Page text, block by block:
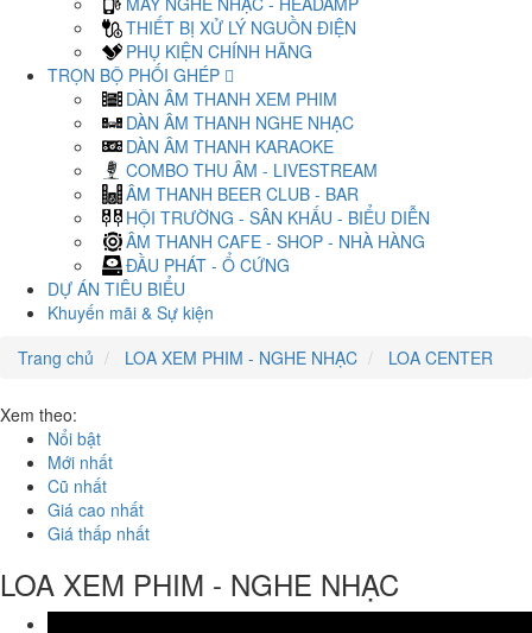
THIẾT BỊ XỬ LÝ NGUỒN ĐIỆN
PHỤ KIỆN CHÍNH HÃNG
TRỌN BỘ PHỐI GHÉP
DÀN ÂM THANH XEM PHIM
DÀN ÂM THANH NGHE NHẠC
DÀN ÂM THANH KARAOKE
COMBO THU ÂM - LIVESTREAM
ÂM THANH BEER CLUB - BAR
HỘI TRƯỜNG - SÂN KHẤU - BIỂU DIỄN
ÂM THANH CAFE - SHOP - NHÀ HÀNG
ĐẦU PHÁT - Ổ CỨNG
DỰ ÁN TIÊU BIỂU
Khuyến mãi & Sự kiện
Trang chủ
LOA XEM PHIM - NGHE NHẠC LOA CENTER
Xem theo:
Nổi bật
Mới nhất
Cũ nhất
Giá cao nhất
Giá thấp nhất
LOA XEM PHIM - NGHE NHẠC